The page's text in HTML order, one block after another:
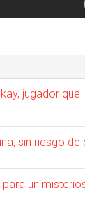
jugador
sin riesgo
un